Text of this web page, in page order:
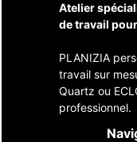
Atelier
de travail
PLANIZIA
travail sur
Quartz ou
professionnel.